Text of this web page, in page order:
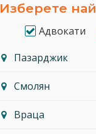
Изберете
Адвокати
Пазарджик
Смолян
Враца